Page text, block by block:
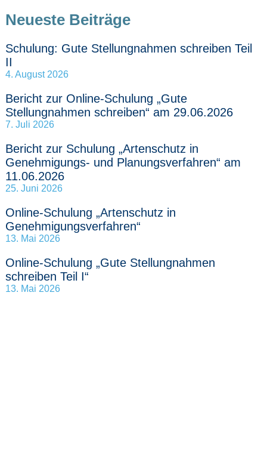
Neueste Beiträge
Schulung: Gute Stellungnahmen schreiben Teil
II
4. August 2026
Bericht zur Online-Schulung „Gute
Stellungnahmen schreiben“ am 29.06.2026
7. Juli 2026
Bericht zur Schulung „Artenschutz in
Genehmigungs- und Planungsverfahren“ am
11.06.2026
25. Juni 2026
Online-Schulung „Artenschutz in
Genehmigungsverfahren“
13. Mai 2026
Online-Schulung „Gute Stellungnahmen
schreiben Teil I“
13. Mai 2026